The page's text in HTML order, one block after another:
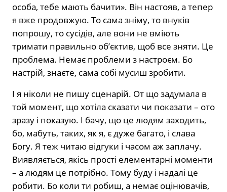
особа, тебе мають бачити». Він настояв, а тепер
я вже продовжую. То сама зніму, то внуків
попрошу, то сусідів, але вони не вміють
тримати правильно об’єктив, щоб все зняти. Це
проблема. Немає проблеми з настроєм. Бо
настрій, знаєте, сама собі мусиш зробити.
І я ніколи не пишу сценарій. От що задумала в
той момент, що хотіла сказати чи показати – ото
зразу і показую. І бачу, що це людям заходить,
бо, мабуть, таких, як я, є дуже багато, і слава
Богу. Я теж читаю відгуки і часом аж заплачу.
Виявляється, якісь прості елементарні моменти
– а людям це потрібно. Тому буду і надалі це
робити. Бо коли ти робиш, а немає оцінювачів,